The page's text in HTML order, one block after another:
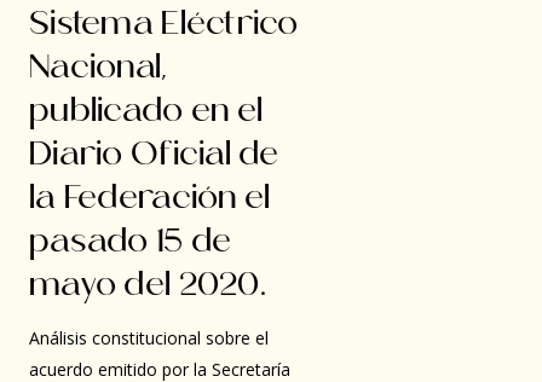
Sistema Eléctrico
Nacional,
publicado en el
Diario Oficial de
la Federación el
pasado 15 de
mayo del 2020.
Análisis constitucional sobre el
acuerdo emitido por la Secretaría